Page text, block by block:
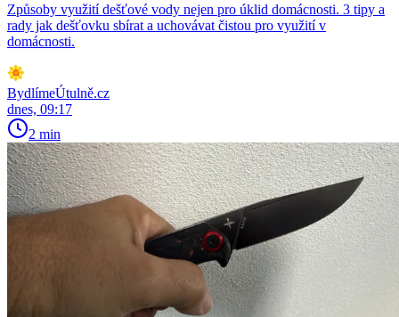
Způsoby využití dešťové vody nejen pro úklid domácnosti. 3 tipy a
rady jak dešťovku sbírat a uchovávat čistou pro využití v
domácnosti.
BydlímeÚtulně.cz
dnes, 09:17
2 min